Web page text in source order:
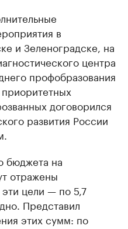
в
и Зеленоградске, на
центра
профобразования
договорился
развития России
бюджета на
отражены
цели — по 5,7
Представил
этих сумм: по